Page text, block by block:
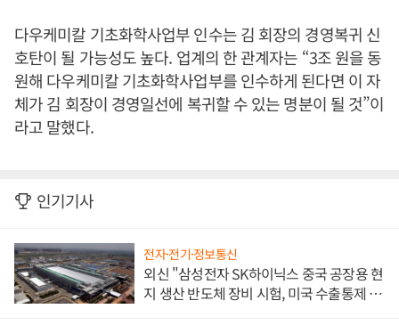
다우케미칼 기초화학사업부 인수는 김 회장의 경영복귀 신
호탄이 될 가능성도 높다. 업계의 한 관계자는 “3조 원을 동
원해 다우케미칼 기초화학사업부를 인수하게 된다면 이 자
체가 김 회장이 경영일선에 복귀할 수 있는 명분이 될 것”이
라고 말했다.
인기기사
전자·전기·정보통신
외신 "삼성전자 SK하이닉스 중국 공장용 현
지 생산 반도체 장비 시험, 미국 수출통제 대